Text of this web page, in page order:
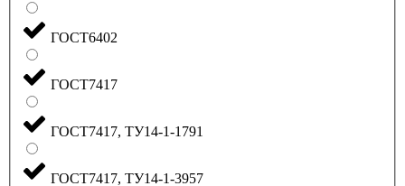
ГОСТ6402
ГОСТ7417
ГОСТ7417, ТУ14-1-1791
ГОСТ7417, ТУ14-1-3957